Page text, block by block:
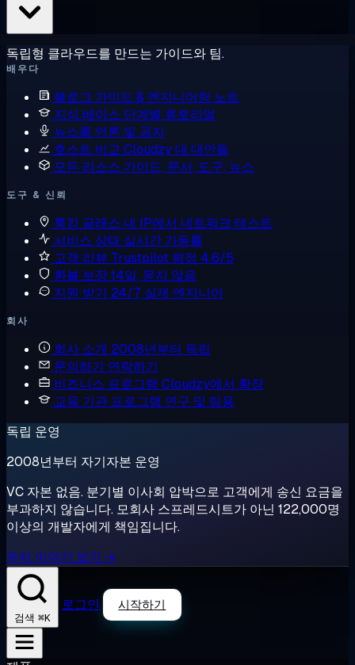
독립형 클라우드를 만드는 가이드와 팀.
배우다
블로그 가이드 & 엔지니어링 노트
지식 베이스 단계별 튜토리얼
뉴스룸 언론 및 공지
호스트 비교 Cloudzy 대 대안들
모든 리소스 가이드, 문서, 도구, 뉴스
도구 & 신뢰
룩킹 글래스 내 IP에서 네트워크 테스트
서비스 상태 실시간 가동률
고객 리뷰 Trustpilot 평점 4.6/5
환불 보장14일, 묻지 않음
지원 받기 24/7, 실제 엔지니어
회사
회사 소개 2008년부터 독립
문의하기 연락하기
비즈니스 프로그램 Cloudzy에서 확장
교육 기관 프로그램 연구 및 팀용
독립 운영
2008년부터 자기자본 운영
VC 자본 없음. 분기별 이사회 압박으로 고객에게 송신 요금을
부과하지 않습니다. 모회사 스프레드시트가 아닌 122,000명
이상의 개발자에게 책임집니다.
우리 이야기 보기 →
검색 ⌘K
로그인 시작하기